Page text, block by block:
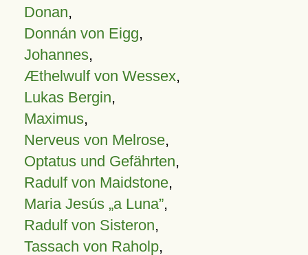
Donan,
Donnán von Eigg,
Johannes,
Æthelwulf von Wessex,
Lukas Bergin,
Maximus,
Nerveus von Melrose,
Optatus und Gefährten,
Radulf von Maidstone,
Maria Jesús „a Luna”,
Radulf von Sisteron,
Tassach von Raholp,